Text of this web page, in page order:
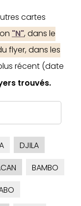
cartes
"N", dans le
flyer, dans les
récent (date
trouvés.
DJILA
BAMBO